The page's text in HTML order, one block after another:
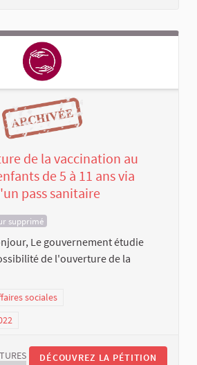
de la vaccination au
de 5 à 11 ans via
pass sanitaire
supprimé
Le gouvernement étudie
de l'ouverture de la
sociales
DÉCOUVREZ LA PÉTITION